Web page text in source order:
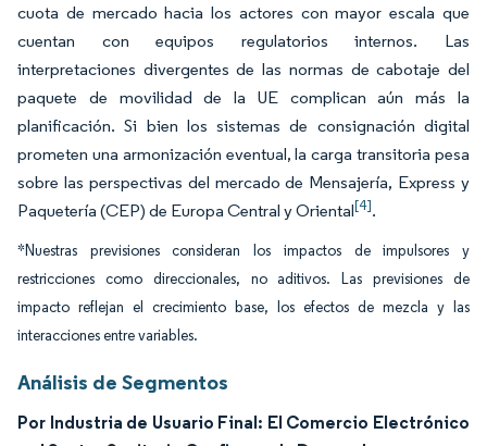
cuota de mercado hacia los actores con mayor escala que
cuentan con equipos regulatorios internos. Las
interpretaciones divergentes de las normas de cabotaje del
paquete de movilidad de la UE complican aún más la
planificación. Si bien los sistemas de consignación digital
prometen una armonización eventual, la carga transitoria pesa
sobre las perspectivas del mercado de Mensajería, Express y
Paquetería (CEP) de Europa Central y Oriental[4].
*Nuestras previsiones consideran los impactos de impulsores y
restricciones como direccionales, no aditivos. Las previsiones de
impacto reflejan el crecimiento base, los efectos de mezcla y las
interacciones entre variables.
Análisis de Segmentos
Por Industria de Usuario Final: El Comercio Electrónico